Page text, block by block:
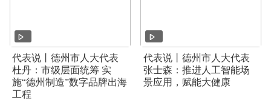
代表说丨德州市人大代表
杜丹：市级层面统筹 实
施“德州制造”数字品牌出海
工程
代表说丨德州市人大代表
张士森：推进人工智能场
景应用，赋能大健康